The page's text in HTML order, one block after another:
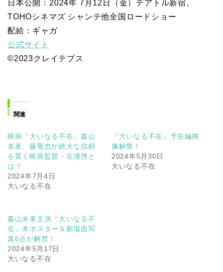
日本公開：2024年 7月12日（金）テアトル新宿、
TOHOシネマズ シャンテ他全国ロードショー
配給：ギャガ
公式サイト
©2023クレイテプス
関連
映画『大いなる不在』森山
未來、藤竜也が絶大な信頼
を置く映画監督・近浦啓と
は？
2024年7月4日
大いなる不在
『大いなる不在』予告編映
像解禁！
2024年5月30日
大いなる不在
森山未來主演『大いなる不
在』本ポスター＆新場面写
真6点が解禁！
2024年5月17日
大いなる不在